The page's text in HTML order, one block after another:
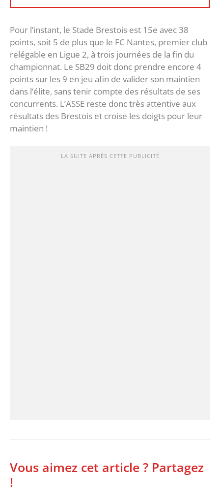
Pour l’instant, le Stade Brestois est 15e avec 38
points, soit 5 de plus que le FC Nantes, premier club
relégable en Ligue 2, à trois journées de la fin du
championnat. Le SB29 doit donc prendre encore 4
points sur les 9 en jeu afin de valider son maintien
dans l’élite, sans tenir compte des résultats de ses
concurrents. L’ASSE reste donc très attentive aux
résultats des Brestois et croise les doigts pour leur
maintien !
LA SUITE APRÈS CETTE PUBLICITÉ
Vous aimez cet article ? Partagez
!